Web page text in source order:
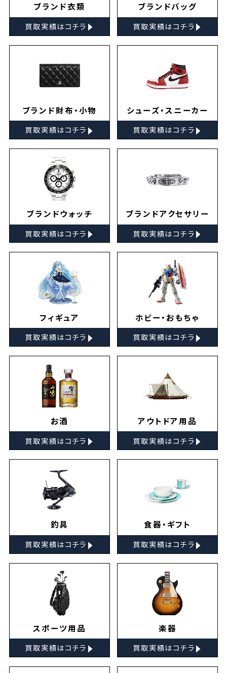
ブランド衣類
買取実績はコチラ ▸
ブランドバッグ
買取実績はコチラ ▸
ブランド財布・小物
買取実績はコチラ ▸
シューズ・スニーカー
買取実績はコチラ ▸
ブランドウォッチ
買取実績はコチラ ▸
ブランドアクセサリー
買取実績はコチラ ▸
フィギュア
買取実績はコチラ ▸
ホビー・おもちゃ
買取実績はコチラ ▸
お酒
買取実績はコチラ ▸
アウトドア用品
買取実績はコチラ ▸
釣具
買取実績はコチラ ▸
食器・ギフト
買取実績はコチラ ▸
スポーツ用品
買取実績はコチラ ▸
楽器
買取実績はコチラ ▸